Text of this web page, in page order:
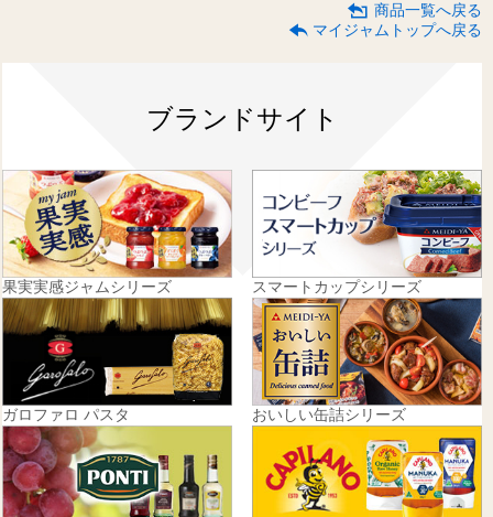
商品一覧へ戻る
マイジャムトップへ戻る
ブランドサイト
果実実感ジャムシリーズ スマートカップシリーズ
ガロファロ パスタ おいしい缶詰シリーズ